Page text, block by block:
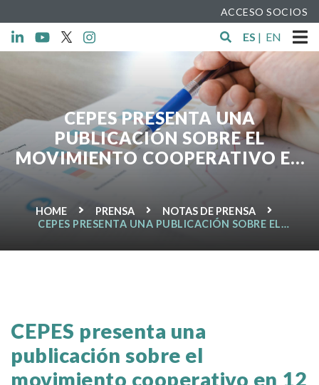
ACCESO SOCIOS
ES | EN
CEPES PRESENTA UNA
PUBLICACIÓN SOBRE EL
MOVIMIENTO COOPERATIVO EN
12 PAÍSES DEL MEDITERRÁNEO
CON MOTIVO DEL AÑO
INTERNACIONAL DE LAS
HOME PRENSA
NOTAS DE PRENSA
CEPES PRESENTA UNA PUBLICACIÓN SOBRE EL
MEDITERRÁNEO CON MOTIVO DEL AÑO
CEPES presenta una
publicación sobre el
movimiento cooperativo en 12